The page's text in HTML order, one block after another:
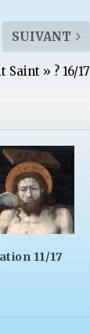
SUIVANT
» ? 16/17
11/17